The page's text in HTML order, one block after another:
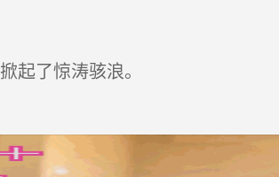
了惊涛骇浪。